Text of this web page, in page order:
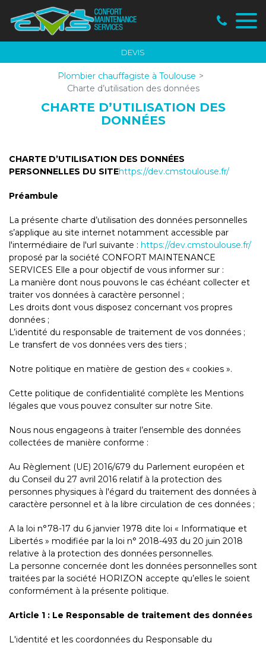
DEVIS
Plombier chauffagiste à Toulouse
Charte d’utilisation des données
CHARTE D’UTILISATION DES
DONNÉES
CHARTE D’UTILISATION DES DONNÉES
PERSONNELLES DU SITEhttps://dev.cmstoulouse.fr/
Préambule
La présente charte d’utilisation des données personnelles
s’applique au site internet notamment accessible par
l'intermédiaire de l'url suivante : https://dev.cmstoulouse.fr/
proposé par la société CONFORT MAINTENANCE
SERVICES Elle a pour objectif de vous informer sur :
La manière dont nous pouvons le cas échéant collecter et
traiter vos données à caractère personnel ;
Les droits dont vous disposez concernant vos propres
données ;
L’identité du responsable de traitement de vos données ;
Le transfert de vos données vers des tiers ;
Notre politique en matière de gestion des « cookies ».
Cette politique de confidentialité complète les Mentions
légales que vous pouvez consulter sur notre Site.
Nous nous engageons à traiter l’ensemble des données
collectées de manière conforme :
Au Règlement (UE) 2016/679 du Parlement européen et
du Conseil du 27 avril 2016 relatif à la protection des
personnes physiques à l'égard du traitement des données à
caractère personnel et à la libre circulation de ces données ;
A la loi n°78-17 du 6 janvier 1978 dite loi « Informatique et
Libertés » modifiée par la loi n° 2018-493 du 20 juin 2018
relative à la protection des données personnelles.
La personne concernée dont les données personnelles sont
traitées par la société HORIZON accepte qu’elles le soient
conformément à la présente politique.
Article 1 : Le Responsable de traitement des données
L'identité et les coordonnées du Responsable du
Panneau de gestion des cookies